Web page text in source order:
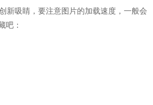
新吸睛，要注意图片的加载速度，一般会
吧：